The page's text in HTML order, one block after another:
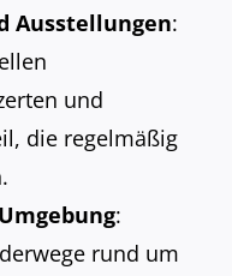
Ausstellungen:
und
die regelmäßig
:
rund um